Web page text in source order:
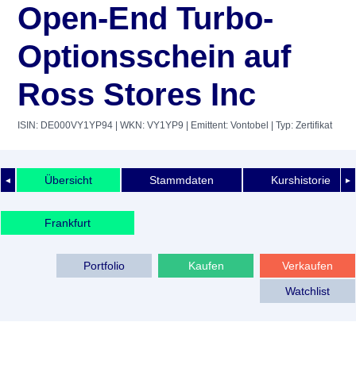
Open-End Turbo-
Optionsschein auf
Ross Stores Inc
ISIN: DE000VY1YP94 | WKN: VY1YP9 | Emittent: Vontobel | Typ: Zertifikat
◄ ►
Übersicht Stammdaten Kurshistorie
Frankfurt
Verkaufen
Kaufen
Portfolio
Watchlist